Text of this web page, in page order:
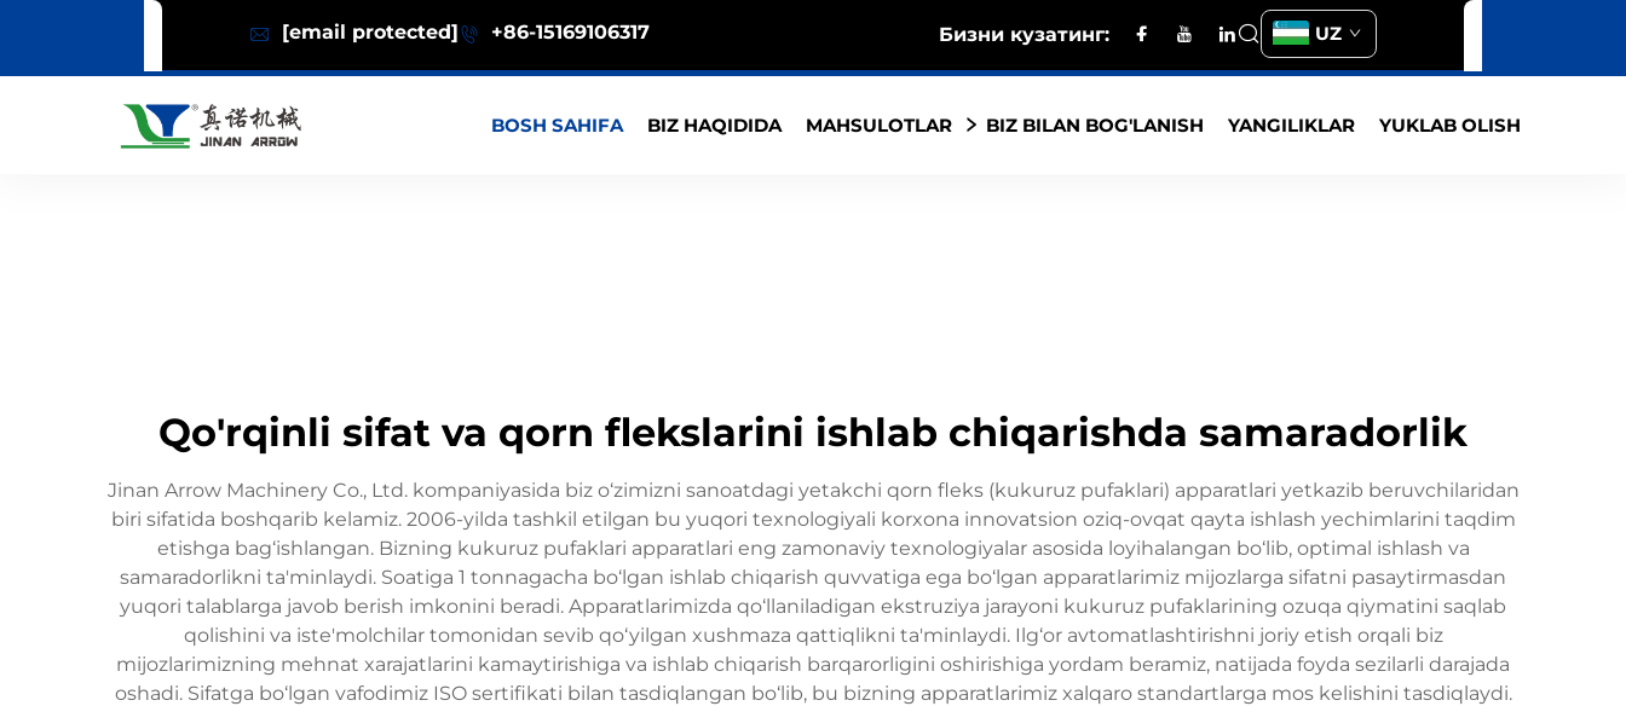
[email protected] +86-15169106317 Бизни кузатинг: UZ
BOSH SAHIFA BIZ HAQIDIDA MAHSULOTLAR BIZ BILAN BOG'LANISH YANGILIKLAR YUKLAB OLISH
Qo'rqinli sifat va qorn flekslarini ishlab chiqarishda samaradorlik
Jinan Arrow Machinery Co., Ltd. kompaniyasida biz o‘zimizni sanoatdagi yetakchi qorn fleks (kukuruz pufaklari) apparatlari yetkazib beruvchilaridan
biri sifatida boshqarib kelamiz. 2006-yilda tashkil etilgan bu yuqori texnologiyali korxona innovatsion oziq-ovqat qayta ishlash yechimlarini taqdim
etishga bag‘ishlangan. Bizning kukuruz pufaklari apparatlari eng zamonaviy texnologiyalar asosida loyihalangan bo‘lib, optimal ishlash va
samaradorlikni ta'minlaydi. Soatiga 1 tonnagacha bo‘lgan ishlab chiqarish quvvatiga ega bo‘lgan apparatlarimiz mijozlarga sifatni pasaytirmasdan
yuqori talablarga javob berish imkonini beradi. Apparatlarimizda qo‘llaniladigan ekstruziya jarayoni kukuruz pufaklarining ozuqa qiymatini saqlab
qolishini va iste'molchilar tomonidan sevib qo‘yilgan xushmaza qattiqlikni ta'minlaydi. Ilg‘or avtomatlashtirishni joriy etish orqali biz
mijozlarimizning mehnat xarajatlarini kamaytirishiga va ishlab chiqarish barqarorligini oshirishiga yordam beramiz, natijada foyda sezilarli darajada
oshadi. Sifatga bo‘lgan vafodimiz ISO sertifikati bilan tasdiqlangan bo‘lib, bu bizning apparatlarimiz xalqaro standartlarga mos kelishini tasdiqlaydi.